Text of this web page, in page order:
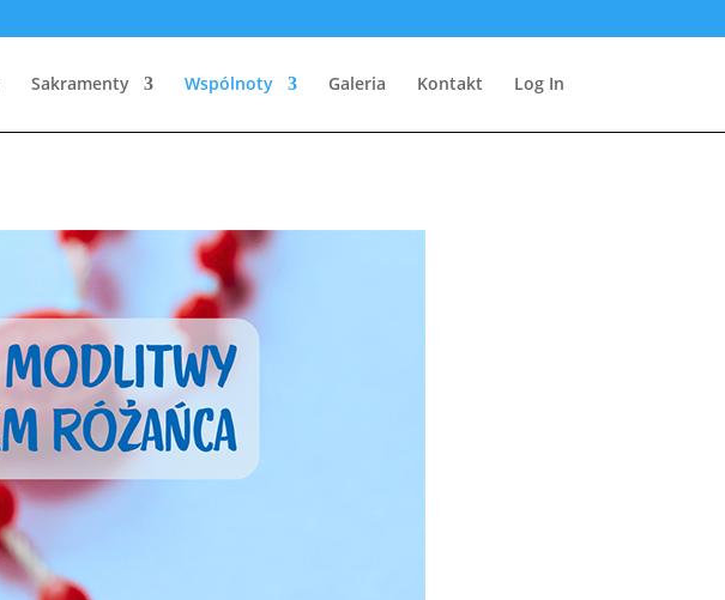
Sakramenty Wspólnoty Galeria Kontakt Log In